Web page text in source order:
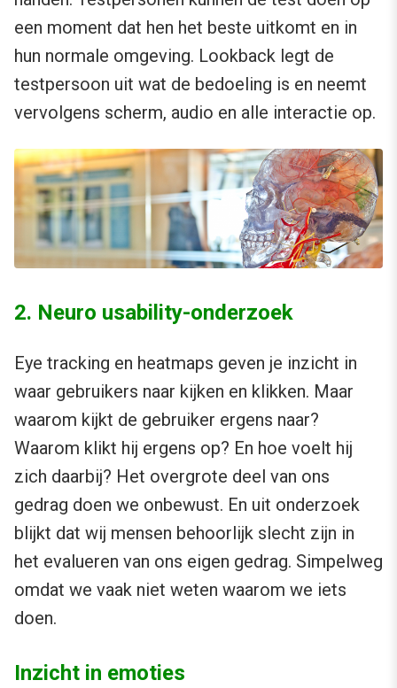
een moment dat hen het beste uitkomt en in
hun normale omgeving. Lookback legt de
testpersoon uit wat de bedoeling is en neemt
vervolgens scherm, audio en alle interactie op.
2. Neuro usability-onderzoek
Eye tracking en heatmaps geven je inzicht in
waar gebruikers naar kijken en klikken. Maar
waarom kijkt de gebruiker ergens naar?
Waarom klikt hij ergens op? En hoe voelt hij
zich daarbij? Het overgrote deel van ons
gedrag doen we onbewust. En uit onderzoek
blijkt dat wij mensen behoorlijk slecht zijn in
het evalueren van ons eigen gedrag. Simpelweg
omdat we vaak niet weten waarom we iets
doen.
Inzicht in emoties